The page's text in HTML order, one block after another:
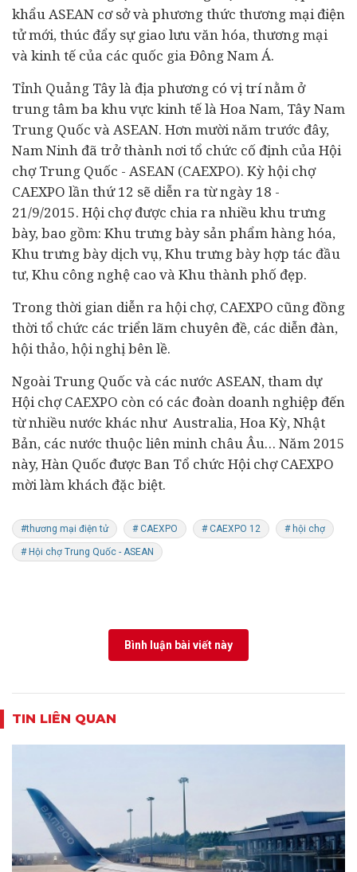
khẩu ASEAN cơ sở và phương thức thương mại điện
tử mới, thúc đẩy sự giao lưu văn hóa, thương mại
và kinh tế của các quốc gia Đông Nam Á.
Tỉnh Quảng Tây là địa phương có vị trí nằm ở
trung tâm ba khu vực kinh tế là Hoa Nam, Tây Nam
Trung Quốc và ASEAN. Hơn mười năm trước đây,
Nam Ninh đã trở thành nơi tổ chức cố định của Hội
chợ Trung Quốc - ASEAN (CAEXPO). Kỳ hội chợ
CAEXPO lần thứ 12 sẽ diễn ra từ ngày 18 -
21/9/2015. Hội chợ được chia ra nhiều khu trưng
bày, bao gồm: Khu trưng bày sản phẩm hàng hóa,
Khu trưng bày dịch vụ, Khu trưng bày hợp tác đầu
tư, Khu công nghệ cao và Khu thành phố đẹp.
Trong thời gian diễn ra hội chợ, CAEXPO cũng đồng
thời tổ chức các triển lãm chuyên đề, các diễn đàn,
hội thảo, hội nghị bên lề.
Ngoài Trung Quốc và các nước ASEAN, tham dự
Hội chợ CAEXPO còn có các đoàn doanh nghiệp đến
từ nhiều nước khác như Australia, Hoa Kỳ, Nhật
Bản, các nước thuộc liên minh châu Âu… Năm 2015
này, Hàn Quốc được Ban Tổ chức Hội chợ CAEXPO
mời làm khách đặc biệt.
#thương mại điện tử # CAEXPO # CAEXPO 12 # hội chợ
# Hội chợ Trung Quốc - ASEAN
Bình luận bài viết này
TIN LIÊN QUAN